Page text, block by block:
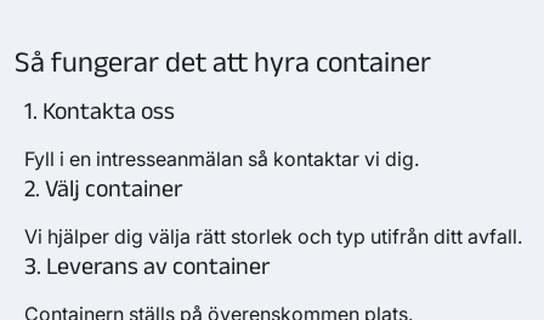
Så fungerar det att hyra container
1. Kontakta oss
Fyll i en intresseanmälan så kontaktar vi dig.
2. Välj container
Vi hjälper dig välja rätt storlek och typ utifrån ditt avfall.
3. Leverans av container
Containern ställs på överenskommen plats.